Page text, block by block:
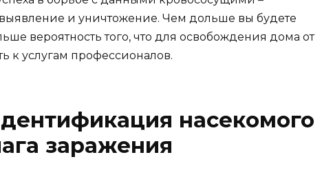
и уничтожение. Чем дольше вы будете
вероятность того, что для освобождения дома от
к услугам профессионалов.
насекомого
заражения